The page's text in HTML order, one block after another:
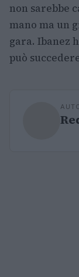
non sarebbe
mano ma un
gara. Ibanez
può